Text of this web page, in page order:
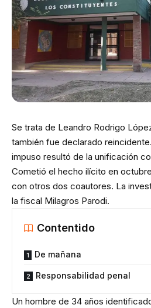
Se trata de Leandro Rodrigo
también fue declarado
impuso resultó de la unificación
Cometió el hecho ilícito en
con otros dos coautores. La
la fiscal Milagros Parodi.
Contentido
De mañana
Responsabilidad penal
Un hombre de 34 años